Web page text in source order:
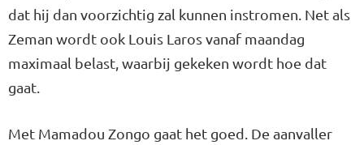
dat hij dan voorzichtig zal kunnen instromen. Net als
Zeman wordt ook Louis Laros vanaf maandag
maximaal belast, waarbij gekeken wordt hoe dat
gaat.
Met Mamadou Zongo gaat het goed. De aanvaller